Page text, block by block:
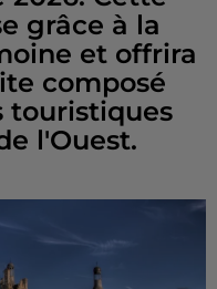
grâce à la
et offrira
composé
touristiques
l'Ouest.